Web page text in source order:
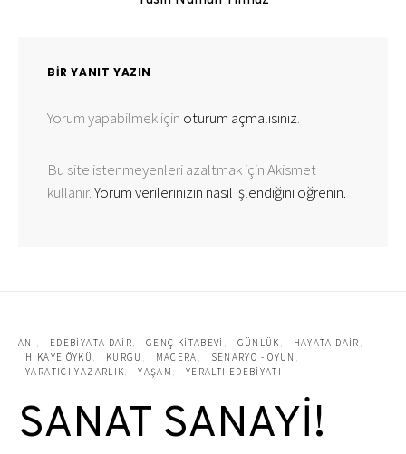
BIR YANIT YAZIN
Yorum yapabilmek için oturum açmalısınız.
Bu site istenmeyenleri azaltmak için Akismet
kullanır.Yorum verilerinizin nasıl işlendiğini öğrenin.
ANI EDEBIYATA DAIR GENÇ KITABEVI GÜNLÜK
HAYATA DAIR
HIKAYE ÖYKÜ
KURGU MACERA
SENARYO - OYUN
YARATICI YAZARLIK
YAŞAM YERALTI EDEBIYATI
SANAT SANAYİ!